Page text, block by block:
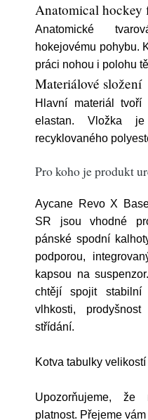
Anatomical hockey
Anatomické
hokejovému pohybu.
práci nohou i polohu
Materiálové složení
Hlavní materiál
elastan. Vložka
recyklovaného
Pro koho je produkt
Aycane Revo X
SR jsou vhodné
pánské spodní
podporou,
kapsou na
chtějí spojit stabilní
vlhkosti,
střídání.
Kotva tabulky velikostí
Upozorňujeme, že
platnost. Přejeme